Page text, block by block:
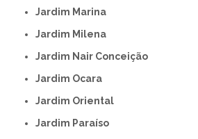
Jardim Marina
Jardim Milena
Jardim Nair Conceição
Jardim Ocara
Jardim Oriental
Jardim Paraíso